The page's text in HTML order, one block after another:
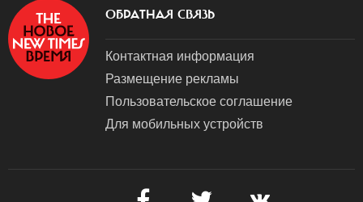
ОБРАТНАЯ СВЯЗЬ
Контактная информация
Размещение рекламы
Пользовательское соглашение
Для мобильных устройств